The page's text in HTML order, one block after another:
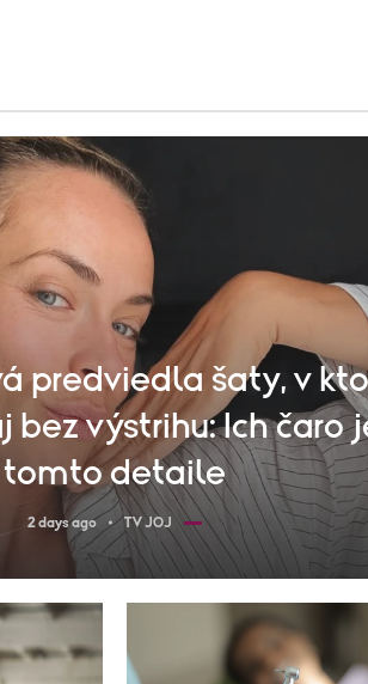
predviedla šaty, v
bez výstrihu: Ich čaro
tomto detaile
2 days ago TV JOJ